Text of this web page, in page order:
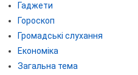
Гаджети
Гороскоп
Громадські слухання
Економіка
Загальна тема